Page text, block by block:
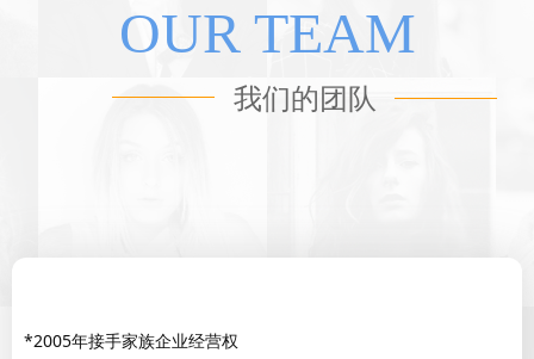
OUR TEAM
我们的团队
*2005年接手家族企业经营权